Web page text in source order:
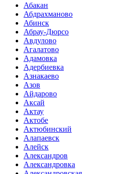
Абакан
Абдрахманово
Абинск
Абрау-Дюрсо
Авдулово
Агалатово
Адамовка
Адербиевка
Азнакаево
Азов
Айдарово
Аксай
Актау
Актобе
Актюбинский
Алапаевск
Алейск
Александров
Александровка